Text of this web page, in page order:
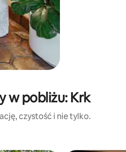
w pobliżu: Krk
czystość i nie tylko.